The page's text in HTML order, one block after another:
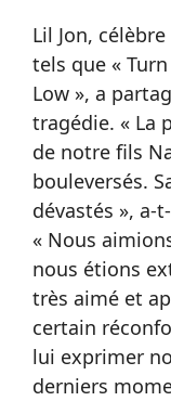
Lil Jon,
tels que «
Low », a
tragédie. « La
de notre fils
bouleversés.
dévastés », a-
« Nous
nous étions
très aimé et
certain
lui exprimer
derniers